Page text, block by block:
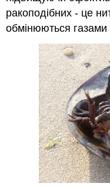
ракоподібних - це
обмінюються